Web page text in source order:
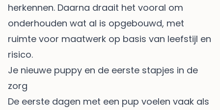
herkennen. Daarna draait het vooral om
onderhouden wat al is opgebouwd, met
ruimte voor maatwerk op basis van leefstijl en
risico.
Je nieuwe puppy en de eerste stapjes in de
zorg
De eerste dagen met een pup voelen vaak als